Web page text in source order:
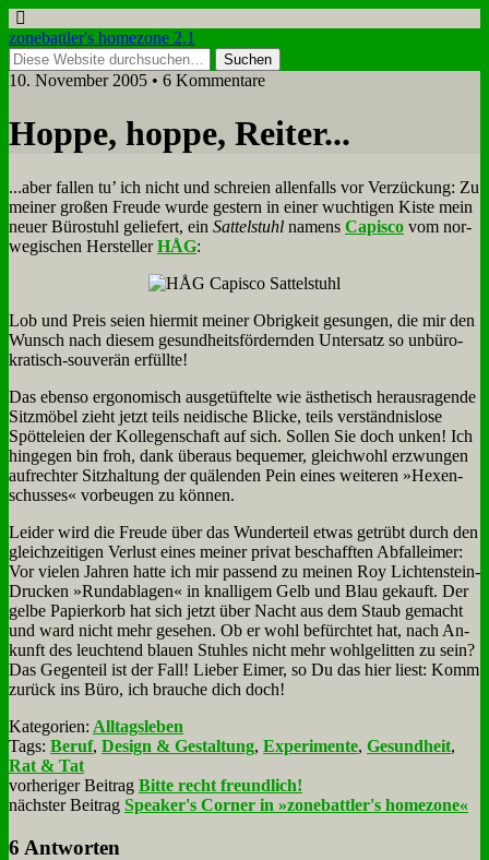
zonebattler's homezone 2.1
10. November 2005 • 6 Kommentare
Hop­pe, hop­pe, Rei­ter...
...aber fal­len tu’ ich nicht und schrei­en al­len­falls vor Ver­zückung: Zu
mei­ner gro­ßen Freu­de wur­de ge­stern in ei­ner wuch­ti­gen Ki­ste mein
neu­er Bü­ro­stuhl ge­lie­fert, ein Sat­tel­stuhl na­mens Ca­pis­co vom nor­
we­gi­schen Her­stel­lerHÅG:
Lob und Preis sei­en hier­mit mei­ner Ob­rig­keit ge­sun­gen, die mir den
Wunsch nach die­sem ge­sund­heits­för­dern­den Un­ter­satz so un­bü­ro­
kra­tisch-sou­ve­rän er­füll­te!
Das eben­so er­go­no­misch aus­ge­tüf­tel­te wie äs­the­tisch her­aus­ra­gen­de
Sitz­mö­bel zieht jetzt teils nei­di­sche Blicke, teils ver­ständ­nis­lo­se
Spöt­te­lei­en der Kol­le­gen­schaft auf sich. Sol­len Sie doch un­ken! Ich
hin­ge­gen bin froh, dank über­aus be­que­mer, gleich­wohl er­zwun­gen
auf­rech­ter Sitz­hal­tung der quä­len­den Pein ei­nes wei­te­ren »He­xen­
schus­ses« vor­beu­gen zu kön­nen.
Lei­der wird die Freu­de über das Wun­der­teil et­was ge­trübt durch den
gleich­zei­ti­gen Ver­lust ei­nes mei­ner pri­vat be­schaff­ten Ab­fall­ei­mer:
Vor vie­len Jah­ren hat­te ich mir pas­send zu mei­nen Roy Lich­ten­stein-
Drucken »Rund­ab­la­gen« in knal­li­gem Gelb und Blau ge­kauft. Der
gel­be Pa­pier­korb hat sich jetzt über Nacht aus dem Staub ge­macht
und ward nicht mehr ge­se­hen. Ob er wohl be­fürch­tet hat, nach An­
kunft des leuch­tend blau­en Stuh­les nicht mehr wohl­ge­lit­ten zu sein?
Das Ge­gen­teil ist der Fall! Lie­ber Ei­mer, so Du das hier liest: Komm
zu­rück ins Bü­ro, ich brau­che dich doch!
Kategorien: Alltagsleben
Tags: Beruf, Design & Gestaltung, Experimente, Gesundheit,
Rat & Tat
vorheriger Beitrag Bitte recht freundlich!
nächster Beitrag Speaker's Corner in »zonebattler's homezone«
6 Antworten